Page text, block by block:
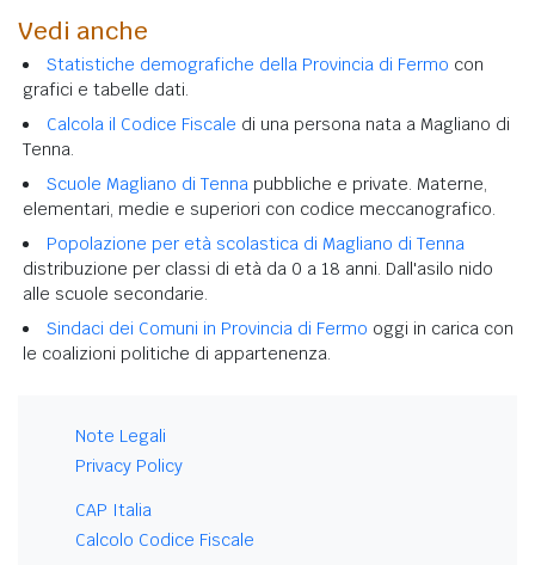
Vedi anche
Statistiche demografiche della Provincia di Fermo con
grafici e tabelle dati.
Calcola il Codice Fiscale di una persona nata a Magliano di
Tenna.
Scuole Magliano di Tenna pubbliche e private. Materne,
elementari, medie e superiori con codice meccanografico.
Popolazione per età scolastica di Magliano di Tenna
distribuzione per classi di età da 0 a 18 anni. Dall'asilo nido
alle scuole secondarie.
Sindaci dei Comuni in Provincia di Fermo oggi in carica con
le coalizioni politiche di appartenenza.
Note Legali
Privacy Policy
CAP Italia
Calcolo Codice Fiscale